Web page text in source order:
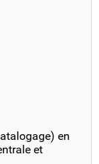
en
et